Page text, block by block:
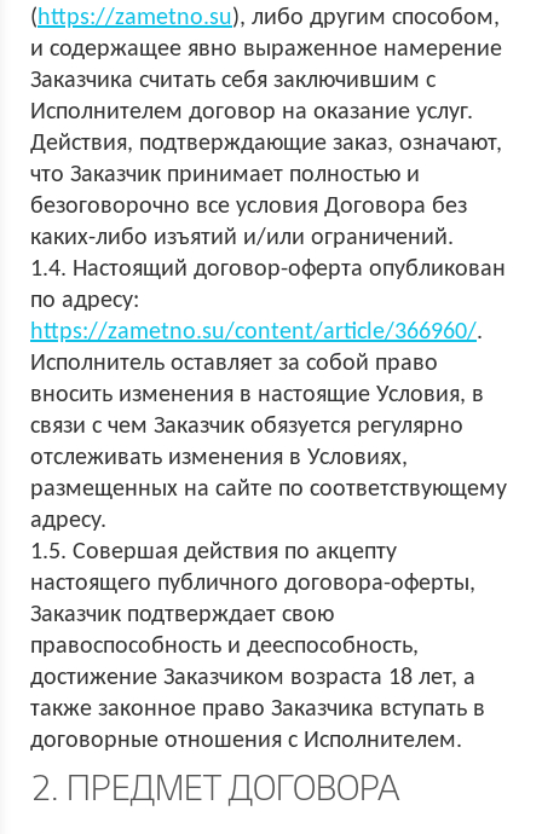
(https://zametno.su), либо другим способом,
и содержащее явно выраженное намерение
Заказчика считать себя заключившим с
Исполнителем договор на оказание услуг.
Действия, подтверждающие заказ, означают,
что Заказчик принимает полностью и
безоговорочно все условия Договора без
каких-либо изъятий и/или ограничений.
1.4. Настоящий договор-оферта опубликован
по адресу:
https://zametno.su/content/article/366960/.
Исполнитель оставляет за собой право
вносить изменения в настоящие Условия, в
связи с чем Заказчик обязуется регулярно
отслеживать изменения в Условиях,
размещенных на сайте по соответствующему
адресу.
1.5. Совершая действия по акцепту
настоящего публичного договора-оферты,
Заказчик подтверждает свою
правоспособность и дееспособность,
достижение Заказчиком возраста 18 лет, а
также законное право Заказчика вступать в
договорные отношения с Исполнителем.
2. ПРЕДМЕТ ДОГОВОРА